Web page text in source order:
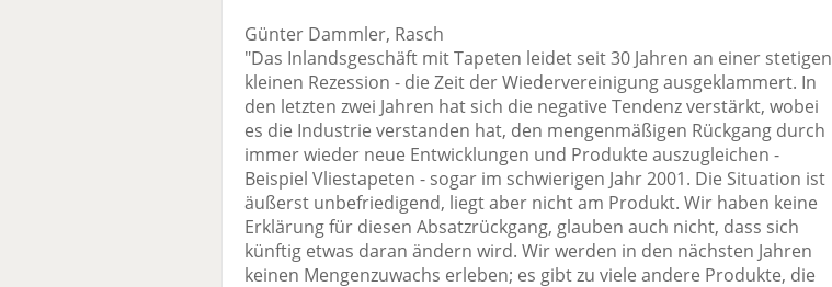
Günter Dammler, Rasch
"Das Inlandsgeschäft mit Tapeten leidet seit 30 Jahren an einer stetigen
kleinen Rezession - die Zeit der Wiedervereinigung ausgeklammert. In
den letzten zwei Jahren hat sich die negative Tendenz verstärkt, wobei
es die Industrie verstanden hat, den mengenmäßigen Rückgang durch
immer wieder neue Entwicklungen und Produkte auszugleichen -
Beispiel Vliestapeten - sogar im schwierigen Jahr 2001. Die Situation ist
äußerst unbefriedigend, liegt aber nicht am Produkt. Wir haben keine
Erklärung für diesen Absatzrückgang, glauben auch nicht, dass sich
künftig etwas daran ändern wird. Wir werden in den nächsten Jahren
keinen Mengenzuwachs erleben; es gibt zu viele andere Produkte, die